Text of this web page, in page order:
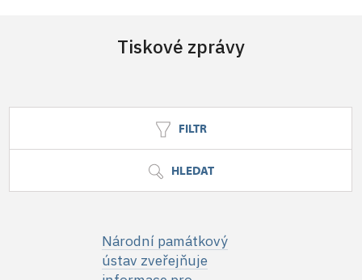
Tiskové zprávy
FILTR
HLEDAT
Národní památkový
ústav zveřejňuje